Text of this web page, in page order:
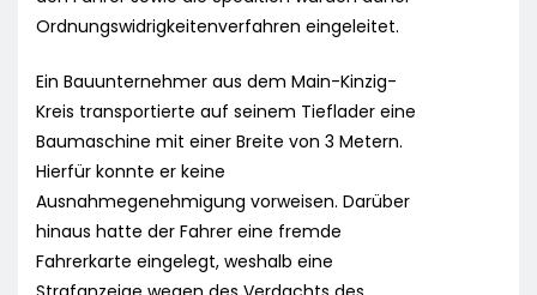
Ordnungswidrigkeitenverfahren eingeleitet.
Ein Bauunternehmer aus dem Main-Kinzig-
Kreis transportierte auf seinem Tieflader eine
Baumaschine mit einer Breite von 3 Metern.
Hierfür konnte er keine
Ausnahmegenehmigung vorweisen. Darüber
hinaus hatte der Fahrer eine fremde
Fahrerkarte eingelegt, weshalb eine